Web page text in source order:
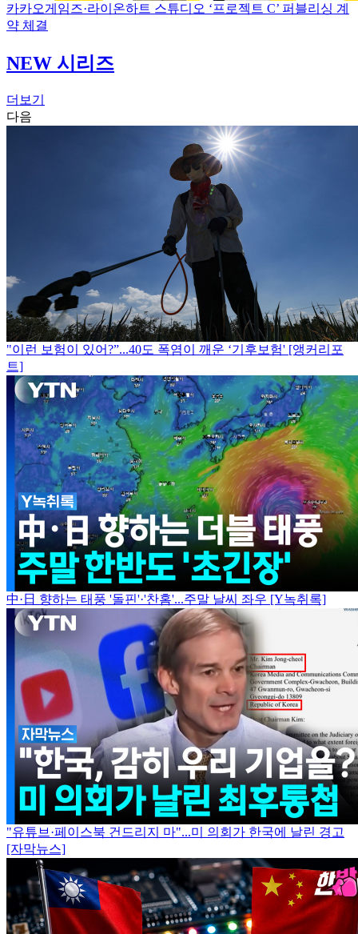
카카오게임즈·라이온하트 스튜디오 ‘프로젝트 C’ 퍼블리싱 계
약 체결
NEW 시리즈
더보기
다음
"이런 보험이 있어?”...40도 폭염이 깨운 ‘기후보험' [앵커리포
트]
中·日 향하는 태풍 '돌핀'·'찬홈'...주말 날씨 좌우 [Y녹취록]
"유튜브·페이스북 건드리지 마"...미 의회가 한국에 날린 경고
[자막뉴스]